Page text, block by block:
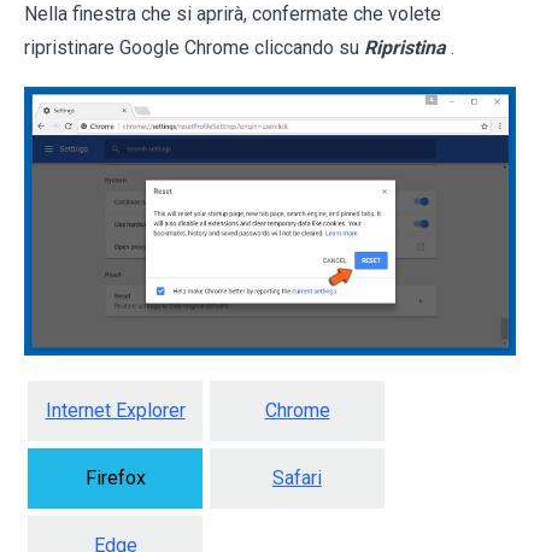
Nella finestra che si aprirà, confermate che volete
ripristinare Google Chrome cliccando su Ripristina .
Internet Explorer Chrome
Firefox Safari
Edge